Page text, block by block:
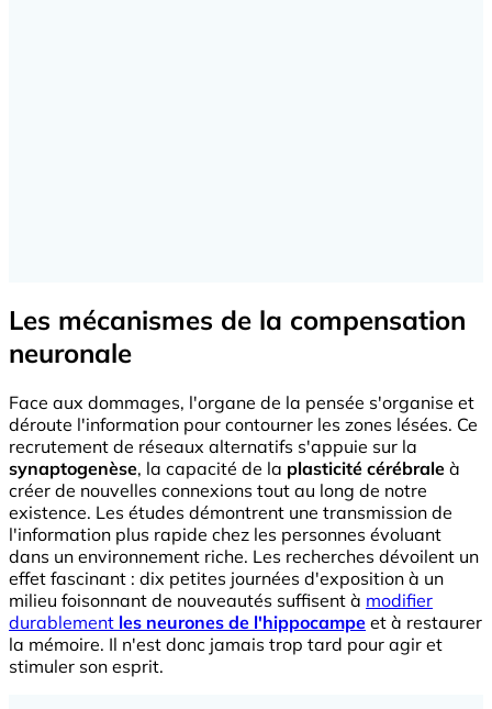
Les mécanismes de la compensation
neuronale
Face aux dommages, l'organe de la pensée s'organise et
déroute l'information pour contourner les zones lésées. Ce
recrutement de réseaux alternatifs s'appuie sur la
synaptogenèse, la capacité de la plasticité cérébrale à
créer de nouvelles connexions tout au long de notre
existence. Les études démontrent une transmission de
l'information plus rapide chez les personnes évoluant
dans un environnement riche. Les recherches dévoilent un
effet fascinant : dix petites journées d'exposition à un
milieu foisonnant de nouveautés suffisent à modifier
durablement les neurones de l'hippocampe et à restaurer
la mémoire. Il n'est donc jamais trop tard pour agir et
stimuler son esprit.